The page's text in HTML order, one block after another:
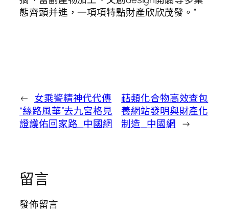
態齊頭并進，一項項特點財產欣欣茂發。”
← 女乘警精神代代傳
“絲路風華”去九宮格見
證護佑回家路_中國網
萜類化合物高效查包
養網站發明與財產化
制造_中國網 →
留言
發佈留言